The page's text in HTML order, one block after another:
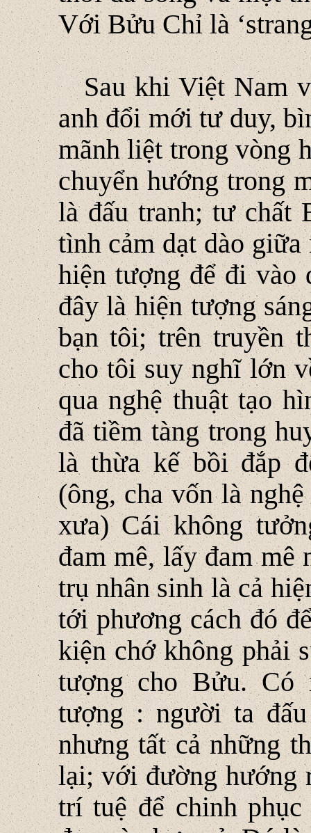
Với Bửu Chỉ là
Sau khi Việt Nam
anh đổi mới tư duy,
mãnh liệt trong vòng
chuyển hướng trong
là đấu tranh; tư chất
tình cảm dạt dào
hiện tượng để đi vào
đây là hiện tượng
bạn tôi; trên truyền
cho tôi suy nghĩ lớn
qua nghệ thuật tạo
đã tiềm tàng trong
là thừa kế bồi đắp
(ông, cha vốn là
xưa) Cái không
đam mê, lấy đam mê
trụ nhân sinh là cả
tới phương cách đó
kiện chớ không phải
tượng cho Bửu. Có
tượng : người ta
nhưng tất cả những
lại; với đường hướng
trí tuệ để chinh